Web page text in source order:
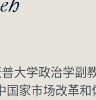
普大学政治学
国家市场改革